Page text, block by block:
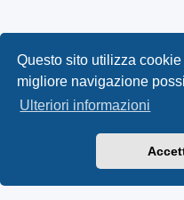
Questo sito utilizza
migliore navigazione
Ulteriori informazioni